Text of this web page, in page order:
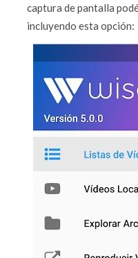
captura de pantalla
incluyendo esta opción: